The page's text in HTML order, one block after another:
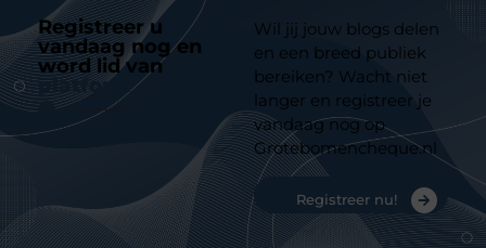
Registreer u
vandaag nog en
word lid van
platform
Wil jij jouw blogs delen
en een breed publiek
bereiken? Wacht niet
langer en registreer je
vandaag nog op
Grotebomencheque.nl
Registreer nu!